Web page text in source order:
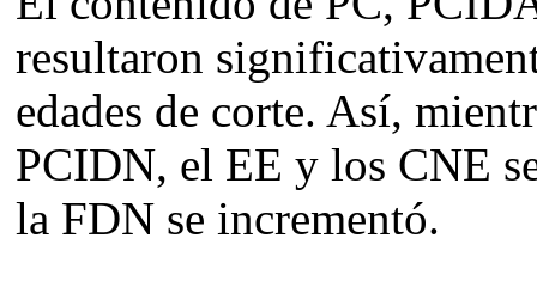
resultaron
edades de corte. Así,
PCIDN, el EE y los CNE
la FDN se incrementó.